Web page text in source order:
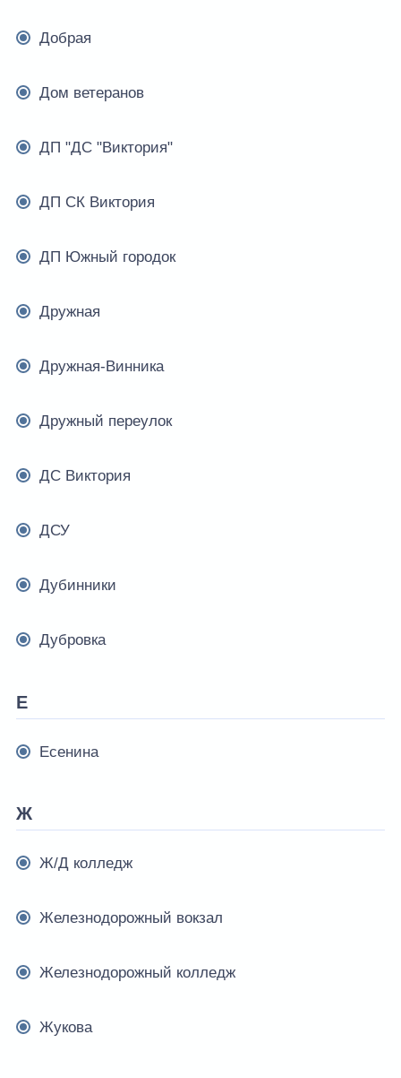
Добрая
Дом ветеранов
ДП "ДС "Виктория"
ДП СК Виктория
ДП Южный городок
Дружная
Дружная-Винника
Дружный переулок
ДС Виктория
ДСУ
Дубинники
Дубровка
Е
Есенина
Ж
Ж/Д колледж
Железнодорожный вокзал
Железнодорожный колледж
Жукова